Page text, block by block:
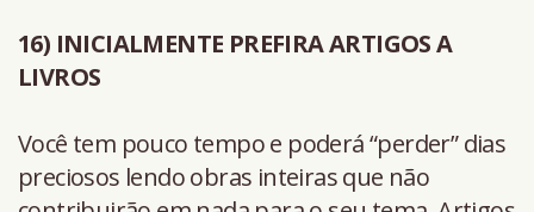
16) INICIALMENTE PREFIRA ARTIGOS A
LIVROS
Você tem pouco tempo e poderá “perder” dias
preciosos lendo obras inteiras que não